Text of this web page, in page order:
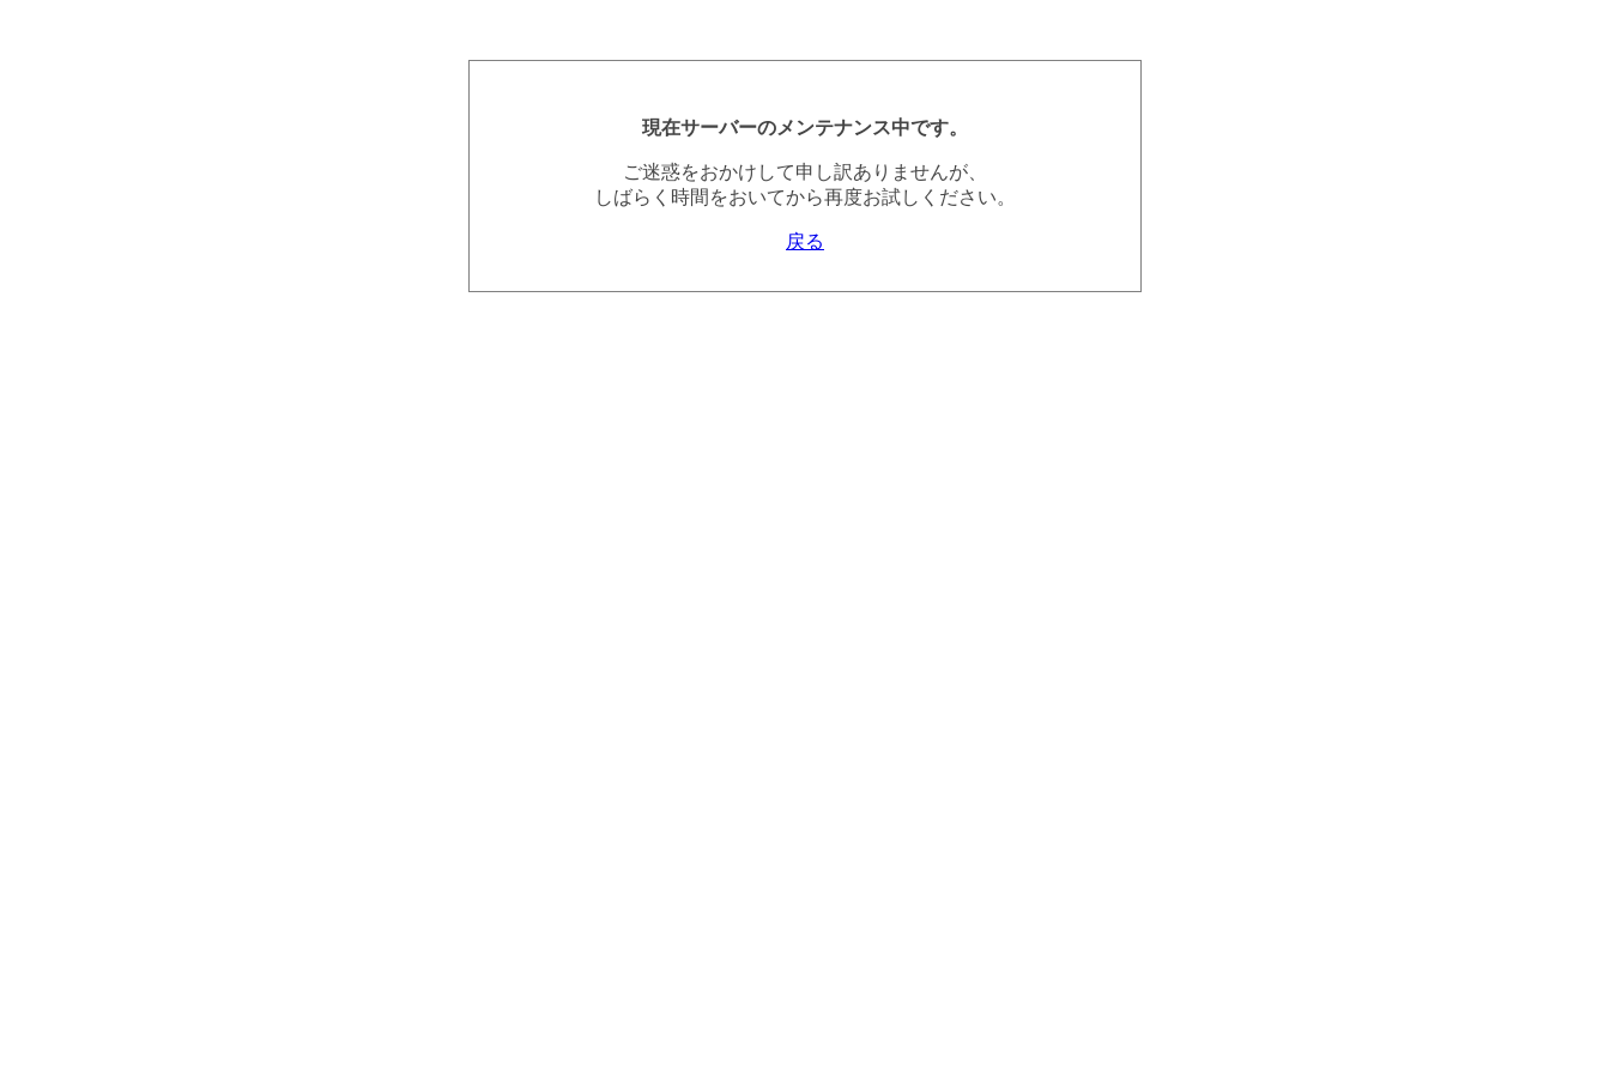
現在サーバーのメンテナンス中です。
ご迷惑をおかけして申し訳ありませんが、
しばらく時間をおいてから再度お試しください。
戻る